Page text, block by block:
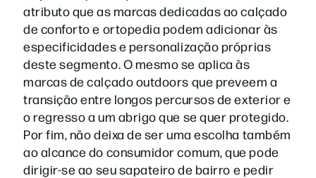
atributo que as marcas dedicadas ao calçado
de conforto e ortopedia podem adicionar às
especificidades e personalização próprias
deste segmento. O mesmo se aplica às
marcas de calçado outdoors que preveem a
transição entre longos percursos de exterior e
o regresso a um abrigo que se quer protegido.
Por fim, não deixa de ser uma escolha também
ao alcance do consumidor comum, que pode
dirigir-se ao seu sapateiro de bairro e pedir